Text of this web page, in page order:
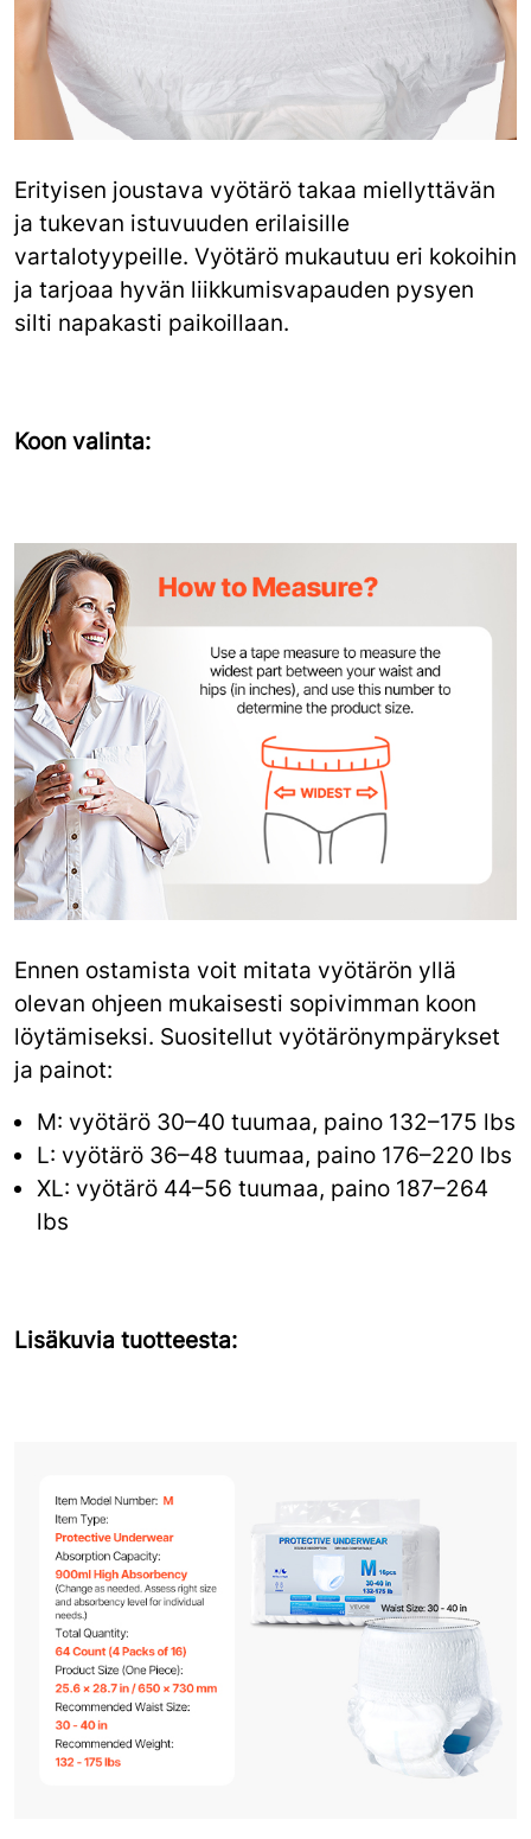
Erityisen joustava vyötärö takaa miellyttävän
ja tukevan istuvuuden erilaisille
vartalotyypeille. Vyötärö mukautuu eri kokoihin
ja tarjoaa hyvän liikkumisvapauden pysyen
silti napakasti paikoillaan.
Koon valinta:
Ennen ostamista voit mitata vyötärön yllä
olevan ohjeen mukaisesti sopivimman koon
löytämiseksi. Suositellut vyötärönympärykset
ja painot:
M: vyötärö 30–40 tuumaa, paino 132–175 lbs
L: vyötärö 36–48 tuumaa, paino 176–220 lbs
XL: vyötärö 44–56 tuumaa, paino 187–264
lbs
Lisäkuvia tuotteesta: